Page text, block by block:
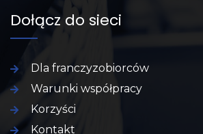
Dołącz do sieci
Dla franczyzobiorców
Warunki współpracy
Korzyści
Kontakt